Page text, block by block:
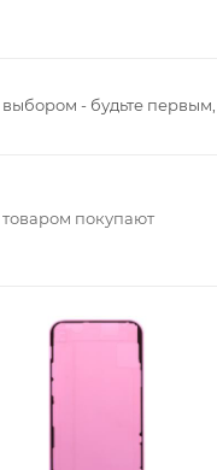
- будьте
покупают